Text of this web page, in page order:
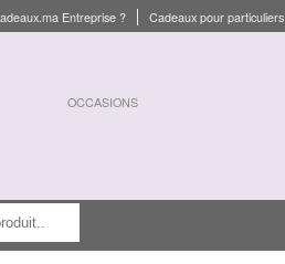
Cadeaux pour particuliers
Entreprise ?
OCCASIONS